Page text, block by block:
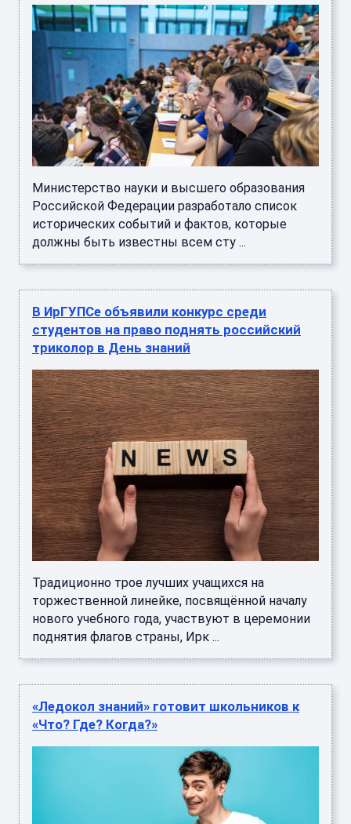
Министерство науки и высшего образования
Российской Федерации разработало список
исторических событий и фактов, которые
должны быть известны всем сту ...
В ИрГУПСе объявили конкурс среди
студентов на право поднять российский
триколор в День знаний
Традиционно трое лучших учащихся на
торжественной линейке, посвящённой началу
нового учебного года, участвуют в церемонии
поднятия флагов страны, Ирк ...
«Ледокол знаний» готовит школьников к
«Что? Где? Когда?»